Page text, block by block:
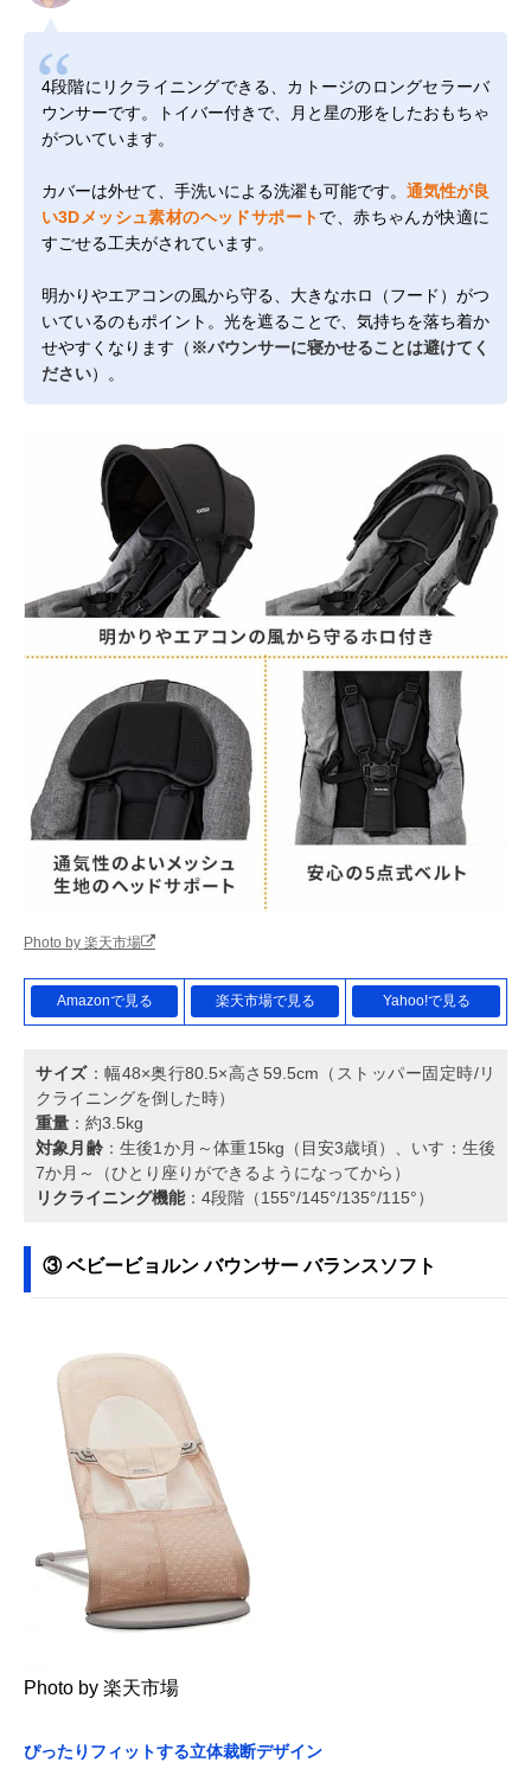
4段階にリクライニングできる、カトージのロングセラーバ
ウンサーです。トイバー付きで、月と星の形をしたおもちゃ
がついています。
カバーは外せて、手洗いによる洗濯も可能です。 通気性が良
い3Dメッシュ素材のヘッドサポートで、赤ちゃんが快適に
すごせる工夫がされています。
明かりやエアコンの風から守る、大きなホロ（フード）がつ
いているのもポイント。光を遮ることで、気持ちを落ち着か
せやすくなります（ ※バウンサーに寝かせることは避けてく
ださい）。
Photo by 楽天市場
Amazonで見る 楽天市場で見る Yahoo!で見る
サイズ：幅48×奥行80.5×高さ59.5cm（ストッパー固定時/リ
クライニングを倒した時）
重量 ：約3.5kg
対象月齢：生後1か月～体重15kg（目安3歳頃）、いす：生後
7か月～（ひとり座りができるようになってから）
リクライニング機能：4段階（155°/145°/135°/115°）
③ ベビービョルン バウンサー バランスソフト
Photo by 楽天市場
ぴったりフィットする立体裁断デザイン